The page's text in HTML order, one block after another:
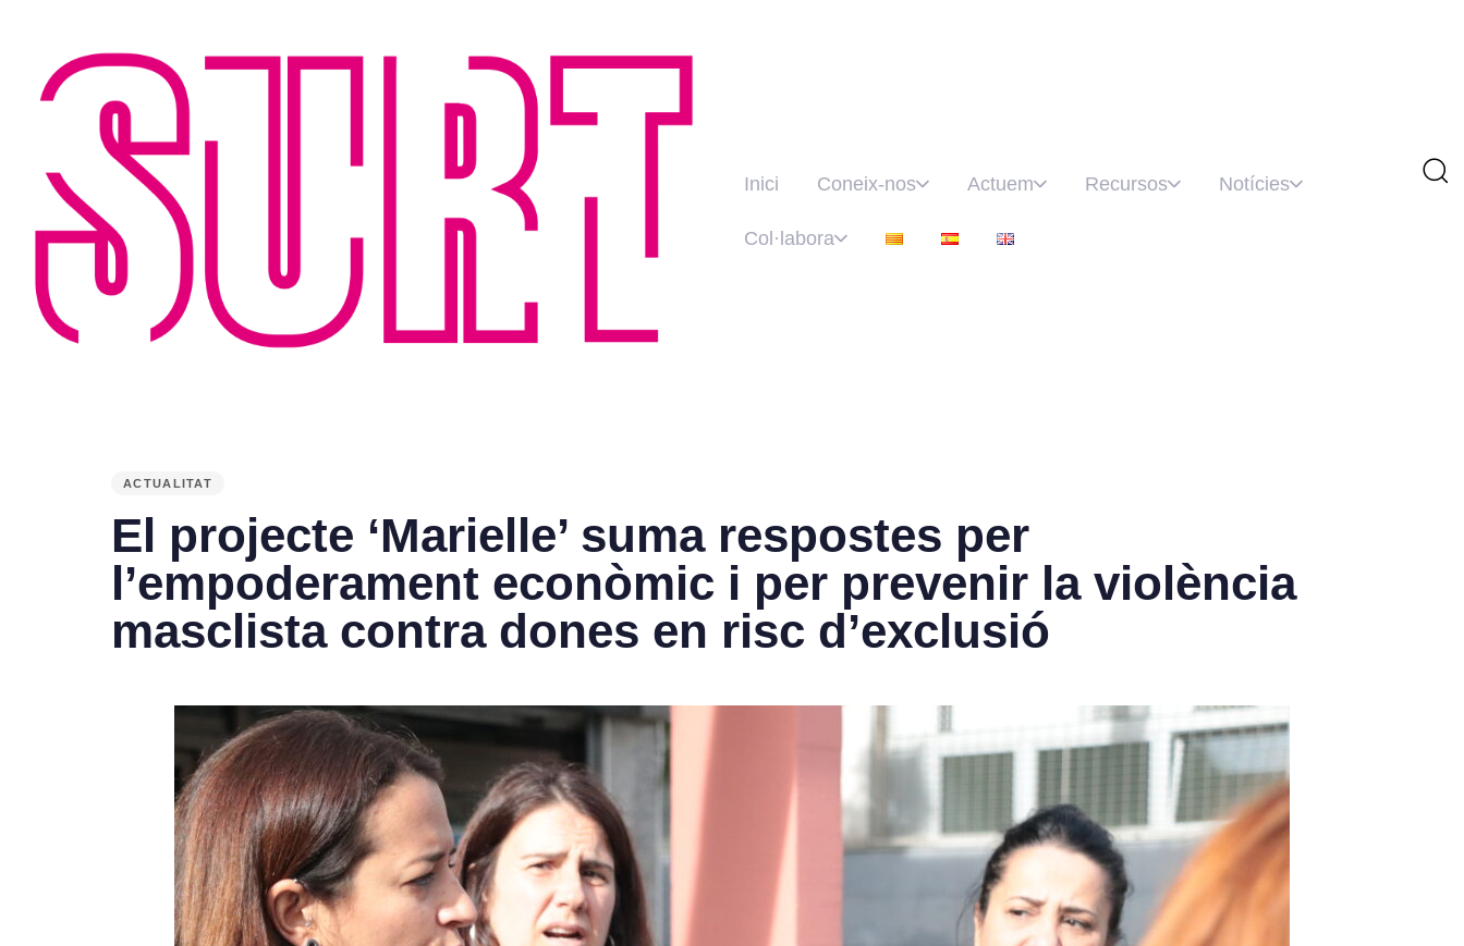
Inici Coneix-nos Actuem Recursos Notícies
Col·labora
ACTUALITAT
El projecte ‘Marielle’ suma respostes per
l’empoderament econòmic i per prevenir la violència
masclista contra dones en risc d’exclusió